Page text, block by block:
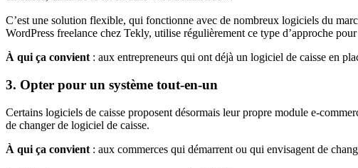
C’est une solution flexible, qui fonctionne avec de nombreux logiciels du
WordPress freelance chez Tekly, utilise régulièrement ce type d’approche
À qui ça convient : aux entrepreneurs qui ont déjà un logiciel de caisse en
3. Opter pour un système tout-en-un
Certains logiciels de caisse proposent désormais leur propre module e-
de changer de logiciel de caisse.
À qui ça convient : aux commerces qui démarrent ou qui envisagent de